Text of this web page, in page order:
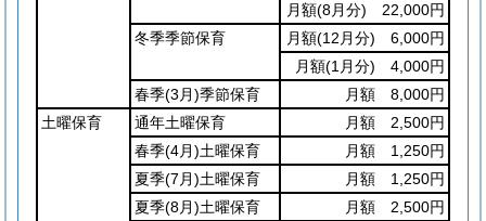
月額(8月分) 22,000円
冬季季節保育
月額(12月分) 6,000円
月額(1月分) 4,000円
春季(3月)季節保育
月額 8,000円
土曜保育
通年土曜保育
月額 2,500円
春季(4月)土曜保育
月額 1,250円
夏季(7月)土曜保育
月額 1,250円
夏季(8月)土曜保育
月額 2,500円